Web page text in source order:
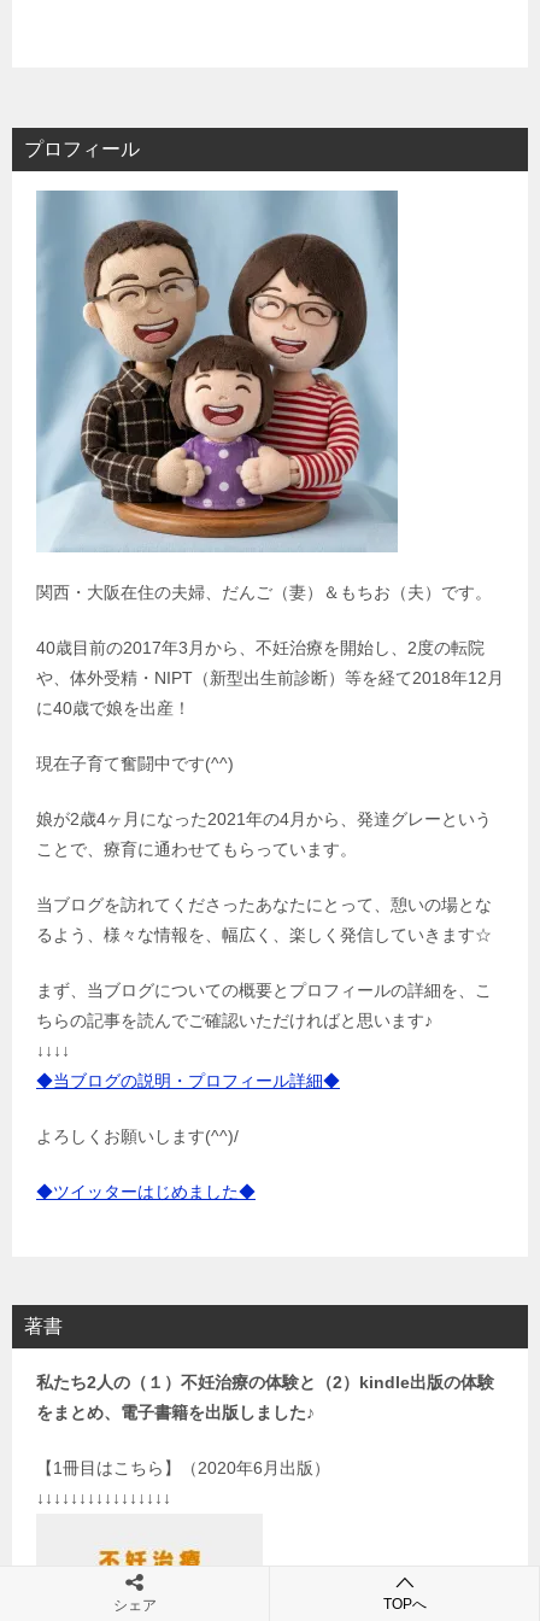
プロフィール
関西・大阪在住の夫婦、だんご（妻）＆もちお（夫）です。
40歳目前の2017年3月から、不妊治療を開始し、2度の転院
や、体外受精・NIPT（新型出生前診断）等を経て2018年12月
に40歳で娘を出産！
現在子育て奮闘中です(^^)
娘が2歳4ヶ月になった2021年の4月から、発達グレーという
ことで、療育に通わせてもらっています。
当ブログを訪れてくださったあなたにとって、憩いの場とな
るよう、様々な情報を、幅広く、楽しく発信していきます☆
まず、当ブログについての概要とプロフィールの詳細を、こ
ちらの記事を読んでご確認いただければと思います♪
↓↓↓↓
◆当ブログの説明・プロフィール詳細◆
よろしくお願いします(^^)/
◆ツイッターはじめました◆
著書
私たち2人の（１）不妊治療の体験と（2）kindle出版の体験
をまとめ、電子書籍を出版しました♪
【1冊目はこちら】（2020年6月出版）
↓↓↓↓↓↓↓↓↓↓↓↓↓↓↓↓
シェア TOPへ